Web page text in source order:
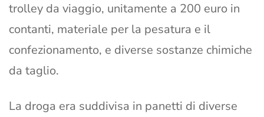
trolley da viaggio, unitamente a 200 euro in
contanti, materiale per la pesatura e il
confezionamento, e diverse sostanze chimiche
da taglio.
La droga era suddivisa in panetti di diverse